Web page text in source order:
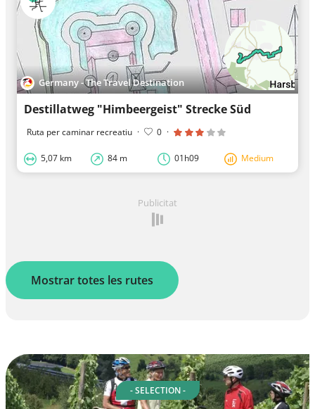
Germany - The Travel Destination
Destillatweg "Himbeergeist" Strecke Süd
Ruta per caminar recreatiu · 0 ·
5,07 km 84 m 01h09 Medium
Publicitat
Mostrar totes les rutes
- SELECTION -